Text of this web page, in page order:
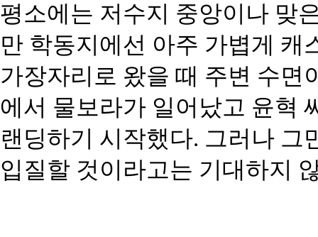
평소에는 저수지 중앙이나 맞
만 학동지에선 아주 가볍게 캐
가장자리로 왔을 때 주변 수면
에서 물보라가 일어났고 윤혁
랜딩하기 시작했다. 그러나 그
입질할 것이라고는 기대하지